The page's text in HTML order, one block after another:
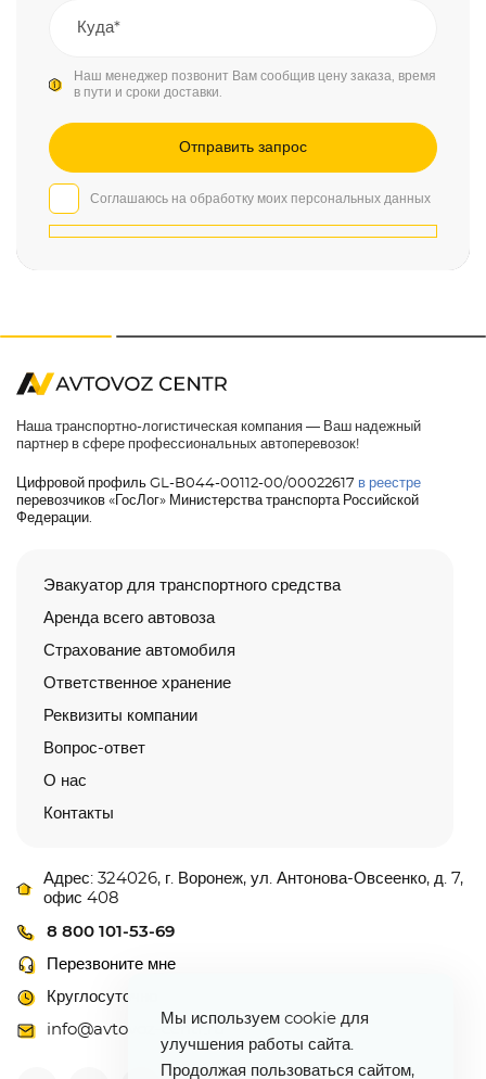
Наш менеджер позвонит Вам сообщив цену заказа, время
в пути и сроки доставки.
Соглашаюсь на обработку моих персональных данных
Наша транспортно-логистическая компания — Ваш надежный
партнер в сфере профессиональных автоперевозок!
Цифровой профиль GL-B044-00112-00/00022617 в реестре
перевозчиков «ГосЛог» Министерства транспорта Российской
Федерации.
Эвакуатор для транспортного средства
Аренда всего автовоза
Страхование автомобиля
Ответственное хранение
Реквизиты компании
Вопрос-ответ
О нас
Контакты
Адрес: 324026, г. Воронеж, ул. Антонова-Овсеенко, д. 7,
офис 408
8 800 101-53-69
Перезвоните мне
Круглосуточно
info@avtovoz-centr.ru
Мы используем cookie для
улучшения работы сайта.
Продолжая пользоваться сайтом,